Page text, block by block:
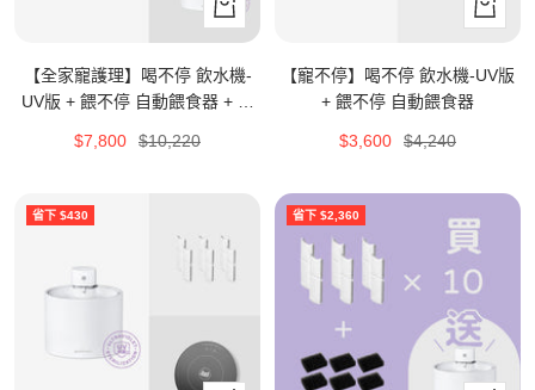
立
即
購
買
【全家寵護理】喝不停 飲水機-
UV版 + 餵不停 自動餵食器 + 暖
特
$7,800
原
$10,220
立
即
買
【寵不停】喝不停 飲水機-UV版
+ 餵不停 自動餵食器
特
$3,600
原
$4,240
省下 $430 省下 $2,360